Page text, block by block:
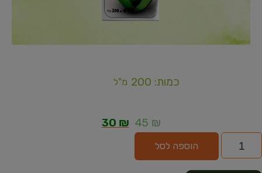
כמות: 200 מ"ל
45 ₪
30 ₪
הוספה לסל